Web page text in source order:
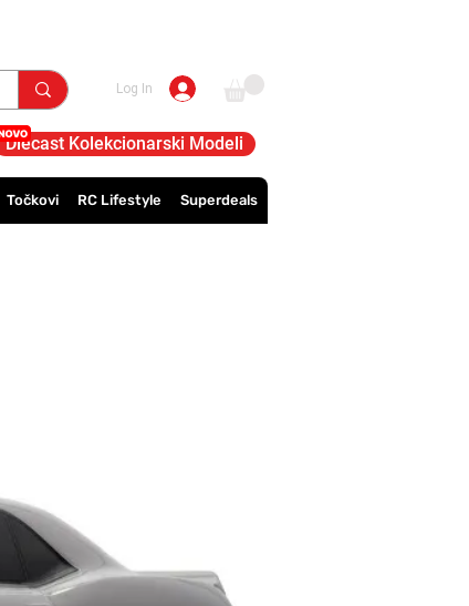
Log In
Diecast Kolekcionarski Modeli
Točkovi RC Lifestyle Superdeals